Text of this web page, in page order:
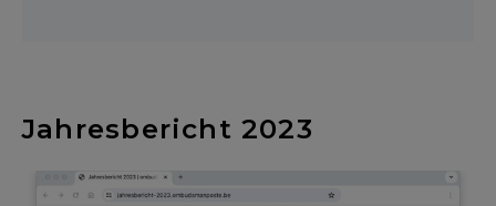
Jahresbericht 2023